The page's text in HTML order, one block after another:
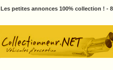
Les petites annonces 100% collection ! -